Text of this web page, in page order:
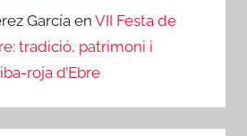
García enVII Festa de
tradició, patrimoni i
roja d’Ebre